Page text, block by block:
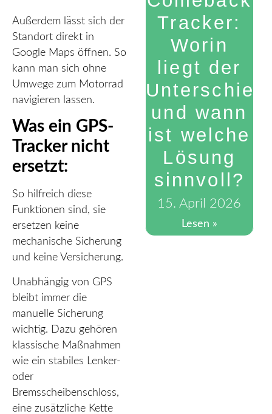
Außerdem lässt sich der
Standort direkt in
Google Maps öffnen. So
kann man sich ohne
Umwege zum Motorrad
navigieren lassen.
Was ein GPS-
Tracker nicht
ersetzt:
So hilfreich diese
Funktionen sind, sie
ersetzen keine
mechanische Sicherung
und keine Versicherung.
Unabhängig von GPS
bleibt immer die
manuelle Sicherung
wichtig. Dazu gehören
klassische Maßnahmen
wie ein stabiles Lenker-
oder
Bremsscheibenschloss,
eine zusätzliche Kette
Tracker:
Worin
liegt der
Unterschied
und wann
ist welche
Lösung
sinnvoll?
15. April 2026
Lesen »